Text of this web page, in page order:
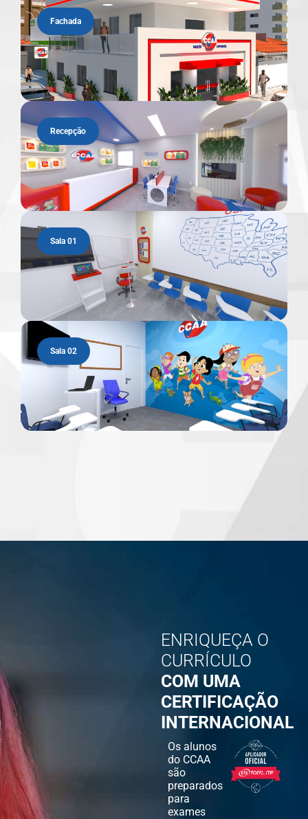
Fachada
Recepção
Sala 01
Sala 02
ENRIQUEÇA O
CURRÍCULO
COM UMA
CERTIFICAÇÃO
INTERNACIONAL
Os alunos
do CCAA
são
preparados
para
exames